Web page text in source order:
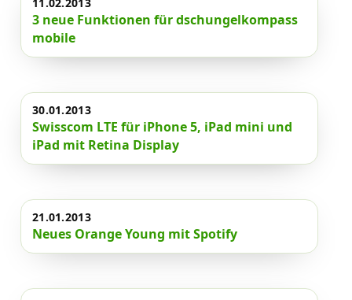
3 neue Funktionen für dschungelkompass
mobile
30.01.2013
Swisscom LTE für iPhone 5, iPad mini und
iPad mit Retina Display
21.01.2013
Neues Orange Young mit Spotify